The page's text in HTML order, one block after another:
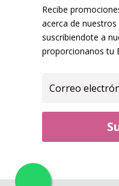
Recibe
acerca de
suscribiendote a
proporcionanos tu